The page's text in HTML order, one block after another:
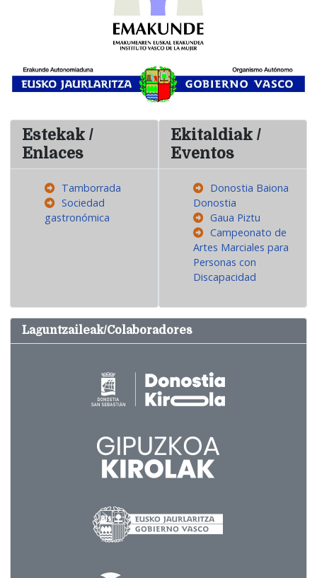
Estekak /
Enlaces
Tamborrada
Sociedad
gastronómica
Ekitaldiak /
Eventos
Donostia Baiona
Donostia
Gaua Piztu
Campeonato de
Artes Marciales para
Personas con
Discapacidad
Laguntzaileak/Colaboradores